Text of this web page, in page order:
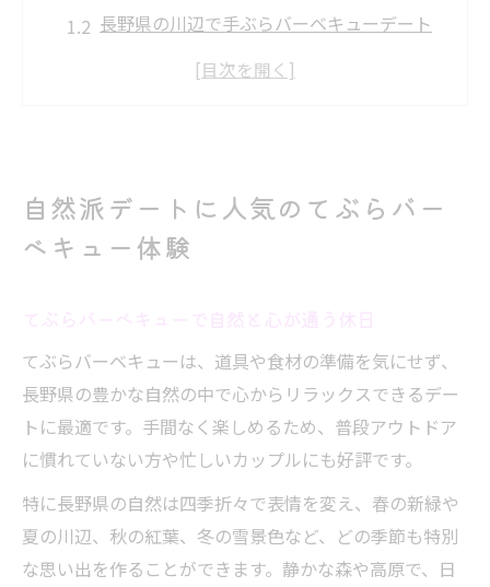
長野県の川辺で手ぶらバーベキューデート
プラン
おしゃれに楽しむ長野のアウトドアデート
門
長野県で手軽に始めるアウトドアデートの
コツ
初心者が安心して選べるバーベキュー体験
自然に囲まれたデートでリフレッシュしよ
自然派デートに人気のてぶらバー
ベキュー体験
てぶらバーベキューは、道具や食材の準備を気にせず、
長野県の豊かな自然の中で心からリラックスできるデー
トに最適です。手間なく楽しめるため、普段アウトドア
に慣れていない方や忙しいカップルにも好評です。
特に長野県の自然は四季折々で表情を変え、春の新緑や
夏の川辺、秋の紅葉、冬の雪景色など、どの季節も特別
な思い出を作ることができます。静かな森や高原で、日